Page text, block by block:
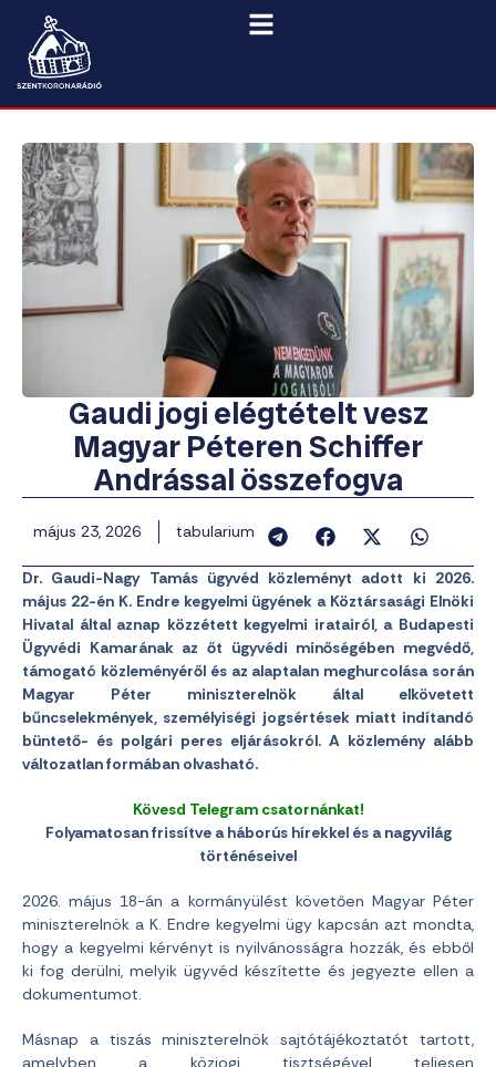
Gaudi jogi elégtételt vesz
Magyar Péteren Schiffer
Andrással összefogva
május 23, 2026 tabularium
Dr. Gaudi-Nagy Tamás ügyvéd közleményt adott ki 2026.
május 22-én K. Endre kegyelmi ügyének a Köztársasági Elnöki
Hivatal által aznap közzétett kegyelmi iratairól, a Budapesti
Ügyvédi Kamarának az őt ügyvédi minőségében megvédő,
támogató közleményéről és az alaptalan meghurcolása során
Magyar Péter miniszterelnök által elkövetett
bűncselekmények, személyiségi jogsértések miatt indítandó
büntető- és polgári peres eljárásokról. A közlemény alább
változatlan formában olvasható.
Kövesd Telegram csatornánkat!
Folyamatosan frissítve a háborús hírekkel és a nagyvilág
történéseivel
2026. május 18-án a kormányülést követően Magyar Péter
miniszterelnök a K. Endre kegyelmi ügy kapcsán azt mondta,
hogy a kegyelmi kérvényt is nyilvánosságra hozzák, és ebből
ki fog derülni, melyik ügyvéd készítette és jegyezte ellen a
dokumentumot.
Másnap a tiszás miniszterelnök sajtótájékoztatót tartott,
amelyben a közjogi tisztségével teljesen